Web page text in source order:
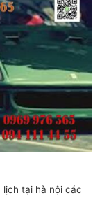
tại hà nội các